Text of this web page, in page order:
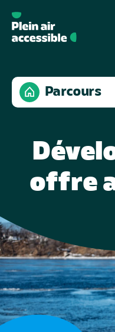
Parcours
offre